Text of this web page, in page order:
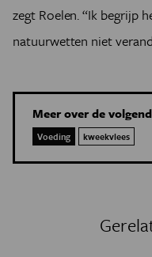
zegt Roelen. “Ik begrijp
natuurwetten niet
Meer over de
Voeding kweekvlees